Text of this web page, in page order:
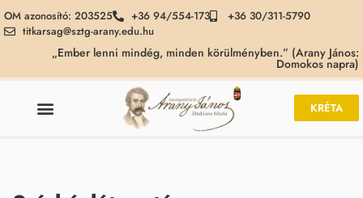
OM azonosító: 203525 +36 94/554-173
+36 30/311-5790
titkarsag@sztg-arany.edu.hu
„Ember lenni mindég, minden körülményben.” (Arany János:
Domokos napra)
KRÉTA